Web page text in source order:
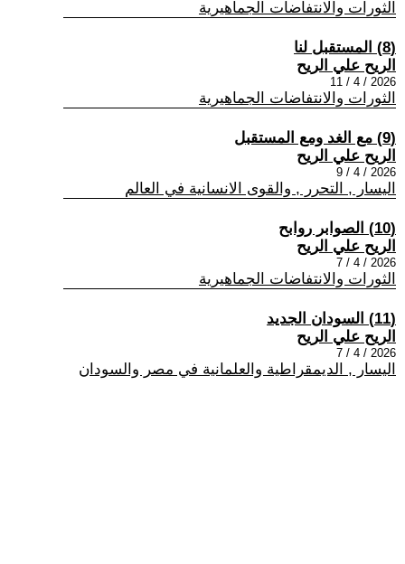
الثورات والانتفاضات الجماهيرية
(8) المستقبل لنا
الريح علي الريح
2026 / 4 / 11
الثورات والانتفاضات الجماهيرية
(9) مع الغد ومع المستقبل
الريح علي الريح
2026 / 4 / 9
اليسار , التحرر , والقوى الانسانية في العالم
(10) الصوابر روابح
الريح علي الريح
2026 / 4 / 7
الثورات والانتفاضات الجماهيرية
(11) السودان الجديد
الريح علي الريح
2026 / 4 / 7
اليسار , الديمقراطية والعلمانية في مصر والسودان